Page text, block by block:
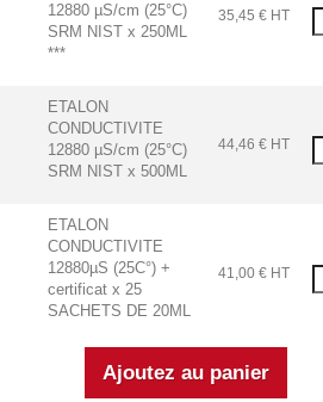
12880 µS/cm (25°C)
SRM NIST x 250ML
***
35,45 € HT
ETALON
CONDUCTIVITE
12880 µS/cm (25°C)
SRM NIST x 500ML
44,46 € HT
ETALON
CONDUCTIVITE
12880µS (25C°) +
certificat x 25
SACHETS DE 20ML
41,00 € HT